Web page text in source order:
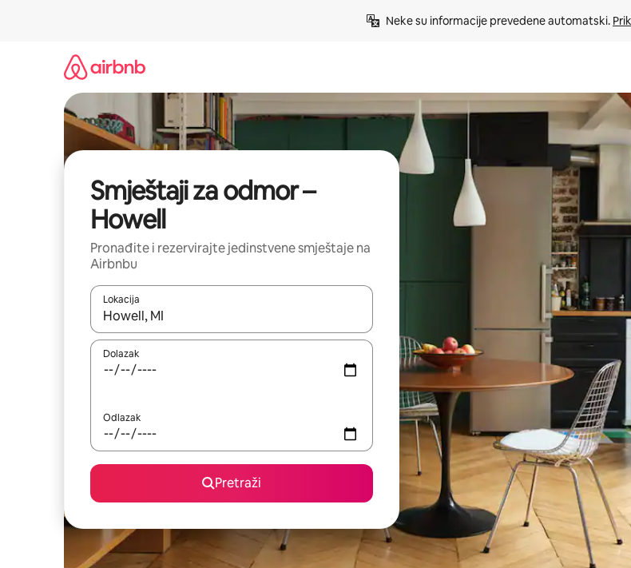
Neke su informacije prevedene automatski.
Smještaji za odmor –
Howell
Pronađite i rezervirajte jedinstvene smještaje na
Airbnbu
Lokacija
Kada budu dostupni rezultati, moći ćete ih pregledati koristeći se strelicama prema gore i prema
Dolazak
Odlazak
Pretraži